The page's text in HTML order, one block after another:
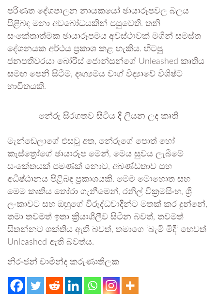
පරිණත දේශපාලන නායකයෝ ඡායාරූපවල බලය
පිළිබඳ මනා අවබෝධයකින් පසුවෙති. තනි
සංකේතාත්මක ඡායාරූපමය අවස්ථාවක් මගින් සමස්ත
දේශනයක අර්ථය ප්‍රකාශ කළ හැකිය. හිටපු
ජනපතිවරයා බෝරිස් ජොන්සන්ගේ Unleashed කෘතිය
සමඟ පෙනී සිටීම, දෘශ්‍යමය වාග් විද්‍යාවේ විශිෂ්ට
භාවිතයකි.
නේරු සිරගතව සිටිය දී ලියන ලද කෘති
මැන්ඩෙලාගේ එසවූ අත, නේරුගේ පොත් හෝ
කැස්ත්‍රෝගේ ඡායාරූප මෙන්, මෙය සුවය ලැබීමේ
සංකේතයක් පමණක් නොව, අඛණ්ඩතාව සහ
අධිෂ්ඨානය පිළිබඳ ප්‍රකාශයකි. මෙම මොහොත සහ
මෙම කෘතිය තෝරා ගැනීමෙන්, රනිල් වික්‍රමසිංහ, ශ්‍රී
ලංකාවට සහ ඔහුගේ විරුද්ධවාදීන්ට මතක් කර දුන්නේ,
තමා තවමත් ඉතා ක්‍රියාශීලීව සිටින බවත්, තවමත්
සිතන්නට ශක්තිය ඇති බවත්, තමාගෙ ‘බැමි මිදී‘ හෙවත්
Unleashed ඇති බවත්ය.
නිරංජන් චාමින්ද කරුණාතිලක